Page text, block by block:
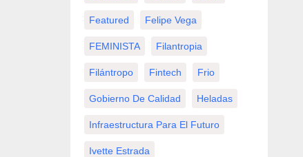
Featured Felipe Vega
FEMINISTA Filantropia
Filántropo Fintech Frio
Gobierno De Calidad Heladas
Infraestructura Para El Futuro
Ivette Estrada